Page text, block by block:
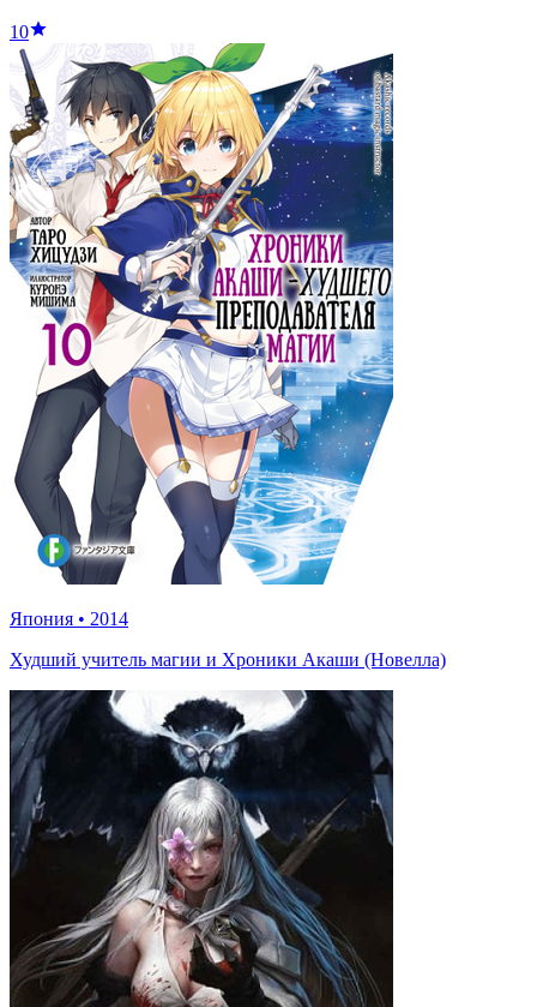
10
Япония • 2014
Худший учитель магии и Хроники Акаши (Новелла)